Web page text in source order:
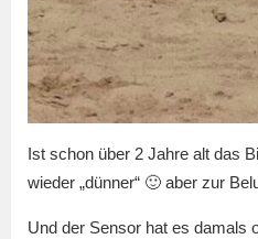
Ist schon über 2 Jahre alt das
wieder „dünner“ 🙂 aber zur
Und der Sensor hat es damals